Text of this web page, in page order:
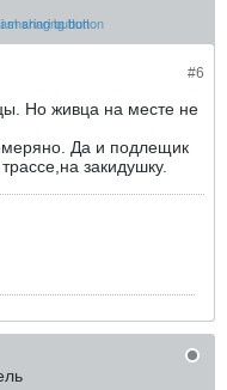
#6
Но живца на месте не
Да и подлещик
закидушку.